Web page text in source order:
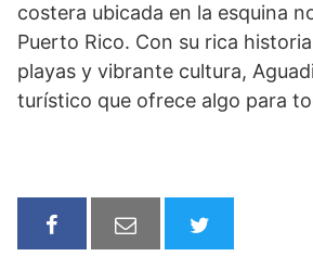
costera ubicada en la esquina
Puerto Rico. Con su rica
playas y vibrante cultura,
turístico que ofrece algo para